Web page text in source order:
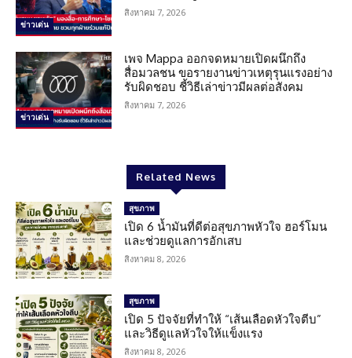
ข่าวเด่น
สิงหาคม 7, 2026
ข่าวเด่น
เพจ Mappa ออกจดหมายเปิดผนึกถึง
สื่อมวลชน ขอรายงานข่าวเหตุรุนแรงอย่าง
รับผิดชอบ ชี้วิธีเล่าข่าวมีผลต่อสังคม
สิงหาคม 7, 2026
Related News
สุขภาพ
เปิด 6 น้ำมันที่ดีต่อสุขภาพหัวใจ ฮอร์โมน
และช่วยดูแลการอักเสบ
สิงหาคม 8, 2026
สุขภาพ
เปิด 5 ปัจจัยที่ทำให้ “เส้นเลือดหัวใจตีบ”
และวิธีดูแลหัวใจให้แข็งแรง
สิงหาคม 8, 2026